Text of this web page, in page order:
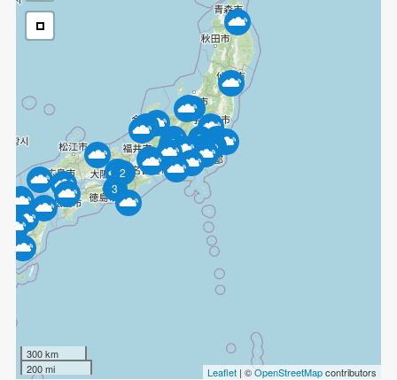
3
2
3
3
4 5
300 km
200 mi
Leaflet | ©OpenStreetMapcontributors